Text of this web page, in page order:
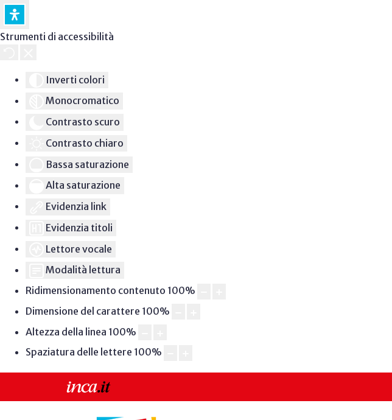
Strumenti di accessibilità
Inverti colori
Monocromatico
Contrasto scuro
Contrasto chiaro
Bassa saturazione
Alta saturazione
Evidenzia link
Evidenzia titoli
Lettore vocale
Modalità lettura
Ridimensionamento contenuto 100%
Dimensione del carattere 100%
Altezza della linea 100%
Spaziatura delle lettere 100%